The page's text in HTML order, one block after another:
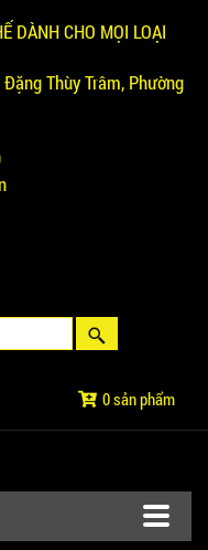
DÀNH CHO MỌI LOẠI
Thùy Trâm, Phường
0 sản phẩm